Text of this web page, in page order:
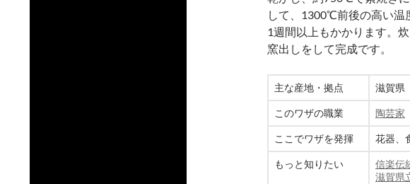
して、1300℃前後の高い温
1週間以上もかかります。
窯出しをして完成です。
主な産地・拠点 滋賀県
このワザの職業 陶芸家
ここでワザを発揮 花器、
もっと知りたい
信楽伝
滋賀県